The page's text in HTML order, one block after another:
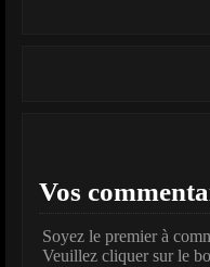
Vos
Soyez le premier à
Veuillez cliquer sur le